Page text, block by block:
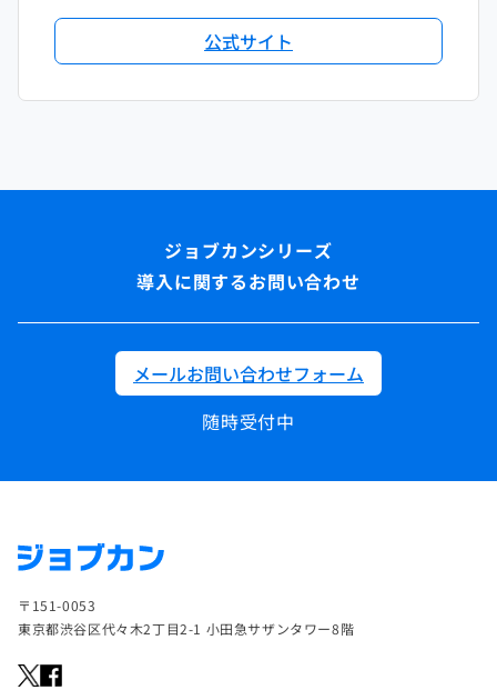
公式サイト
導入に関するお問い合わせ
メールお問い合わせフォーム
随時受付中
〒151-0053
東京都渋谷区代々木2丁目2-1 小田急サザンタワー8階